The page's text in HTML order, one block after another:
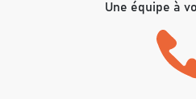
Une équipe à